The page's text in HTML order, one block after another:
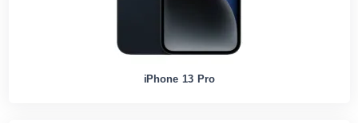
iPhone 13 Pro